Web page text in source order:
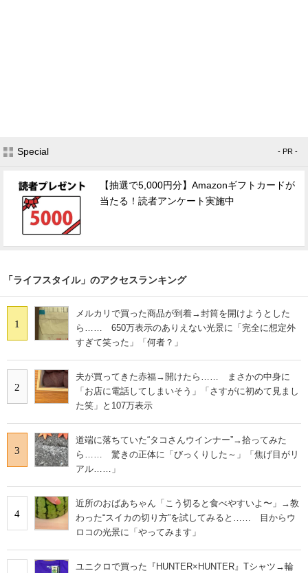
Special - PR -
【抽選で5,000円分】Amazonギフトカードが
当たる！読者アンケート実施中
「ライフスタイル」のアクセスランキング
1
メルカリで買った商品が到着→封筒を開けようとした
ら…… 650万表示のありえない光景に「完全に想定外
すぎて笑った」「何者？」
2
夫が買ってきた赤福→開けたら…… まさかの中身に
「お店に電話してしまいそう」「さすがに初めて見まし
た笑」と107万表示
3
道端に落ちていた“タコさんウインナー”→拾ってみた
ら…… 驚きの正体に「びっくりした～」「焦げ目がリ
アル……」
4
近所のおばあちゃん「こう切ると食べやすいよ〜」→教
わった“スイカの切り方”を試してみると…… 目からウ
ロコの光景に「やってみます」
ユニクロで買った『HUNTER×HUNTER』Tシャツ→輪